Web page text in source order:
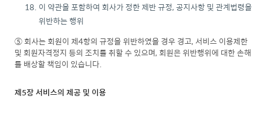
이 약관을 포함하여 회사가 정한 제반 규정, 공지사항 및 관계법령을
위반하는 행위
⑤ 회사는 회원이 제4항의 규정을 위반하였을 경우 경고, 서비스 이용제한
및 회원자격정지 등의 조치를 취할 수 있으며, 회원은 위반행위에 대한 손해
를 배상할 책임이 있습니다.
제5장 서비스의 제공 및 이용